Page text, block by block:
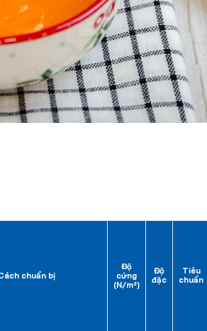
chuẩn bị
Độ
cứng
(N/m²)
Độ
đặc
Tiêu
chuẩn